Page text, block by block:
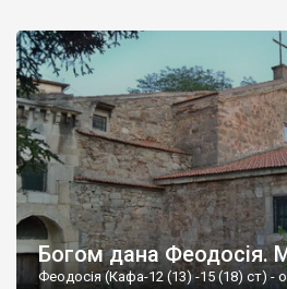
Богом дана Феодосія.
Феодосія (Кафа-12 (13) -15 (18) ст) -